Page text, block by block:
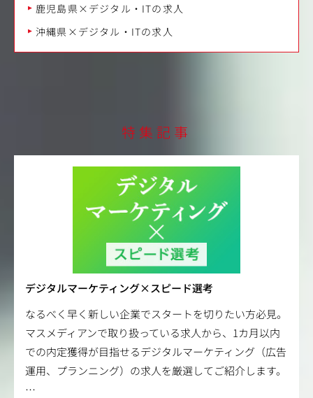
鹿児島県×デジタル・ITの求人
沖縄県×デジタル・ITの求人
特集記事
デジタルマーケティング×スピード選考
なるべく早く新しい企業でスタートを切りたい方必見。
マスメディアンで取り扱っている求人から、1カ月以内
での内定獲得が目指せるデジタルマーケティング（広告
運用、プランニング）の求人を厳選してご紹介します。
…